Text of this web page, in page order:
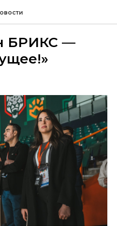
БРИКС —